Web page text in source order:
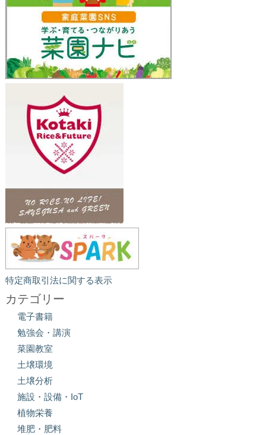
特定商取引法に関する表示
カテゴリー
電子書籍
勉強会・講演
菜園教室
土壌環境
土壌分析
施設・設備・IoT
植物栄養
堆肥・肥料